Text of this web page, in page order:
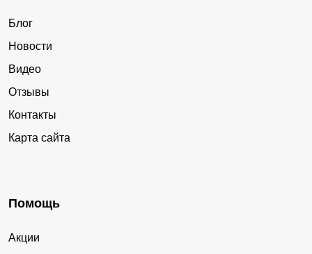
Блог
Новости
Видео
Отзывы
Контакты
Карта сайта
Помощь
Акции